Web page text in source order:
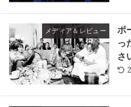
メディア＆レビュー
ポ
っ
さ